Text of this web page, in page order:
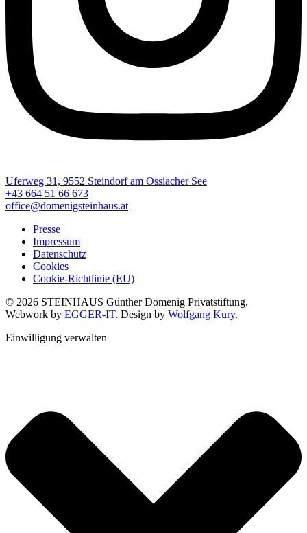
Uferweg 31, 9552 Steindorf am Ossiacher See
+43 664 51 66 673
office@domenigsteinhaus.at
Presse
Impressum
Datenschutz
Cookies
Cookie-Richtlinie (EU)
© 2026 STEINHAUS Günther Domenig Privatstiftung.
Webwork by EGGER-IT. Design by Wolfgang Kury.
Einwilligung verwalten